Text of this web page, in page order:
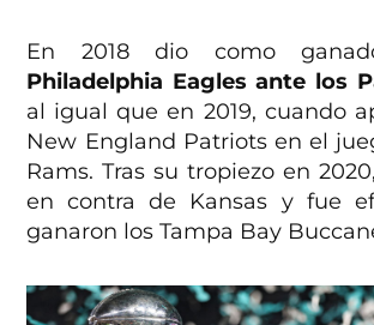
En 2018 dio como
Philadelphia Eagles ante los
al igual que en 2019, cuando
New England Patriots en el
Rams. Tras su tropiezo en
en contra de Kansas y fue
ganaron los Tampa Bay